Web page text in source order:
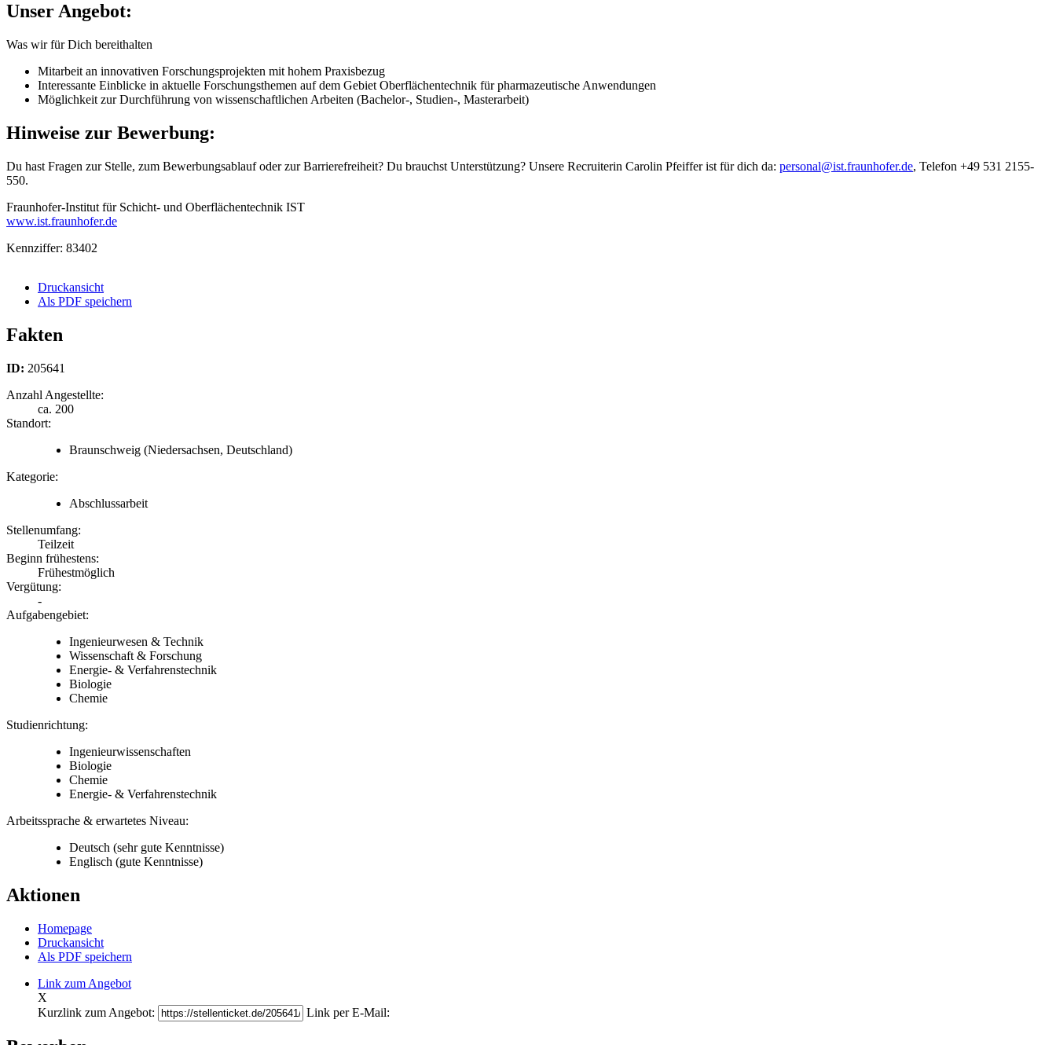
Unser Angebot:
Was wir für Dich bereithalten
Mitarbeit an innovativen Forschungsprojekten mit hohem Praxisbezug
Interessante Einblicke in aktuelle Forschungsthemen auf dem Gebiet Oberflächentechnik für pharmazeutische Anwendungen
Möglichkeit zur Durchführung von wissenschaftlichen Arbeiten (Bachelor-, Studien-, Masterarbeit)
Hinweise zur Bewerbung:
Du hast Fragen zur Stelle, zum Bewerbungsablauf oder zur Barrierefreiheit? Du brauchst Unterstützung? Unsere Recruiterin Carolin Pfeiffer ist für dich da: personal@ist.fraunhofer.de, Telefon +49 531 2155-
550.
Fraunhofer-Institut für Schicht- und Oberflächentechnik IST
www.ist.fraunhofer.de
Kennziffer: 83402
Druckansicht
Als PDF speichern
Fakten
ID: 205641
Anzahl Angestellte:
ca. 200
Standort:
Braunschweig (Niedersachsen, Deutschland)
Kategorie:
Abschlussarbeit
Stellenumfang:
Teilzeit
Beginn frühestens:
Frühestmöglich
Vergütung:
-
Aufgabengebiet:
Ingenieurwesen & Technik
Wissenschaft & Forschung
Energie- & Verfahrenstechnik
Biologie
Chemie
Studienrichtung:
Ingenieurwissenschaften
Biologie
Chemie
Energie- & Verfahrenstechnik
Arbeitssprache & erwartetes Niveau:
Deutsch (sehr gute Kenntnisse)
Englisch (gute Kenntnisse)
Aktionen
Homepage
Druckansicht
Als PDF speichern
Link zum Angebot
X
Kurzlink zum Angebot:
Link per E-Mail: